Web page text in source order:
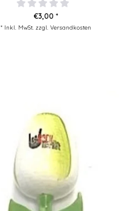
€3,00 *
* Inkl. MwSt. zzgl. Versandkosten